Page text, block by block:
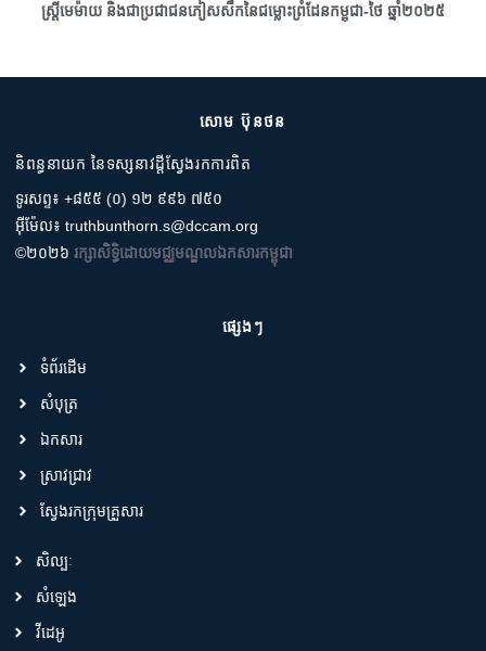
ស្រ្តីមេម៉ាយ និងជាប្រជាជនភៀសសឹកនៃជម្លោះព្រំដែនកម្ពុជា-ថៃ ឆ្នាំ២០២៥
សោម ប៊ុនថន
និពន្ធនាយក នៃទស្សនាវដ្តីស្វែងរកការពិត
ទូរសព្ទ៖ +៨៥៥ (០) ១២ ៩៩៦ ៧៥០
អ៊ីម៉ែល៖ truthbunthorn.s@dccam.org
©២០២៦ រក្សាសិទ្ធិដោយមជ្ឈមណ្ឌលឯកសារកម្ពុជា
ផ្សេងៗ
ទំព័រដើម
សំបុត្រ
ឯកសារ
ស្រាវជ្រាវ
ស្វែងរកក្រុមគ្រួសារ
សិល្បៈ
សំឡេង
វីដេអូ